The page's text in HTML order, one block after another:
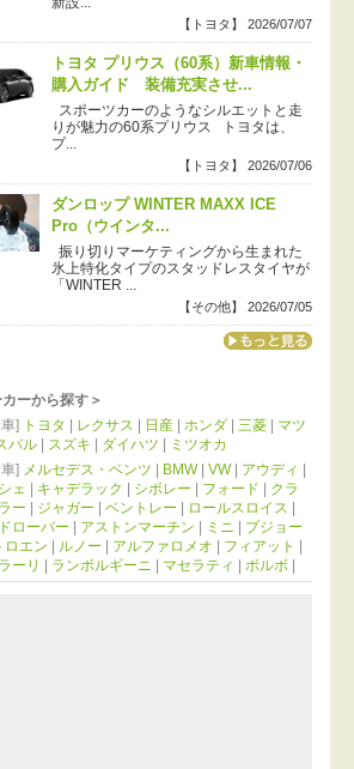
【トヨタ】 2026/07/07
トヨタ プリウス（60系）新車情報・
購入ガイド 装備充実させ...
スポーツカーのようなシルエットと走
りが魅力の60系プリウス トヨタは、
プ...
【トヨタ】 2026/07/06
ダンロップ WINTER MAXX ICE
Pro（ウインタ...
振り切りマーケティングから生まれた
氷上特化タイプのスタッドレスタイヤが
「WINTER ...
【その他】 2026/07/05
ーから探す＞
] トヨタ レクサス 日産 ホンダ 三菱
マツ
バル
スズキ ダイハツ
ミツオカ
] メルセデス・ベンツ BMW| VW| アウディ
ェ
キャデラック シボレー フォード
クラ
ー
ジャガー ベントレー ロールスロイス
ローバー
アストンマーチン ミニ
プジョー
ロエン
ルノー アルファロメオ フィアット
ーリ
ランボルギーニ マセラティ ボルボ